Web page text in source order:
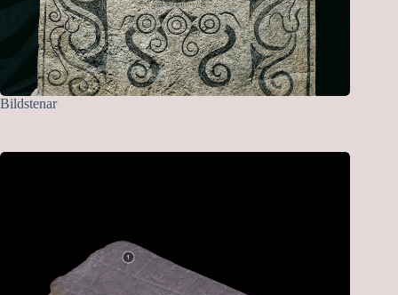
Bildstenar